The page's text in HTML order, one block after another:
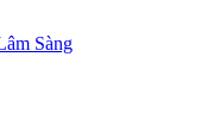
Sàng